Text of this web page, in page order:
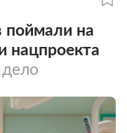
поймали на
нацпроекта